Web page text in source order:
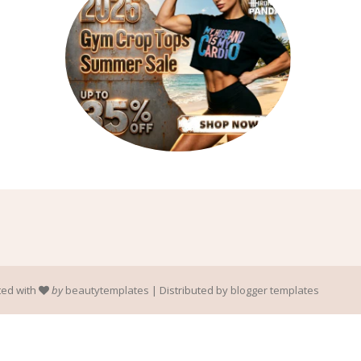
with by beautytemplates | Distributed by blogger templates